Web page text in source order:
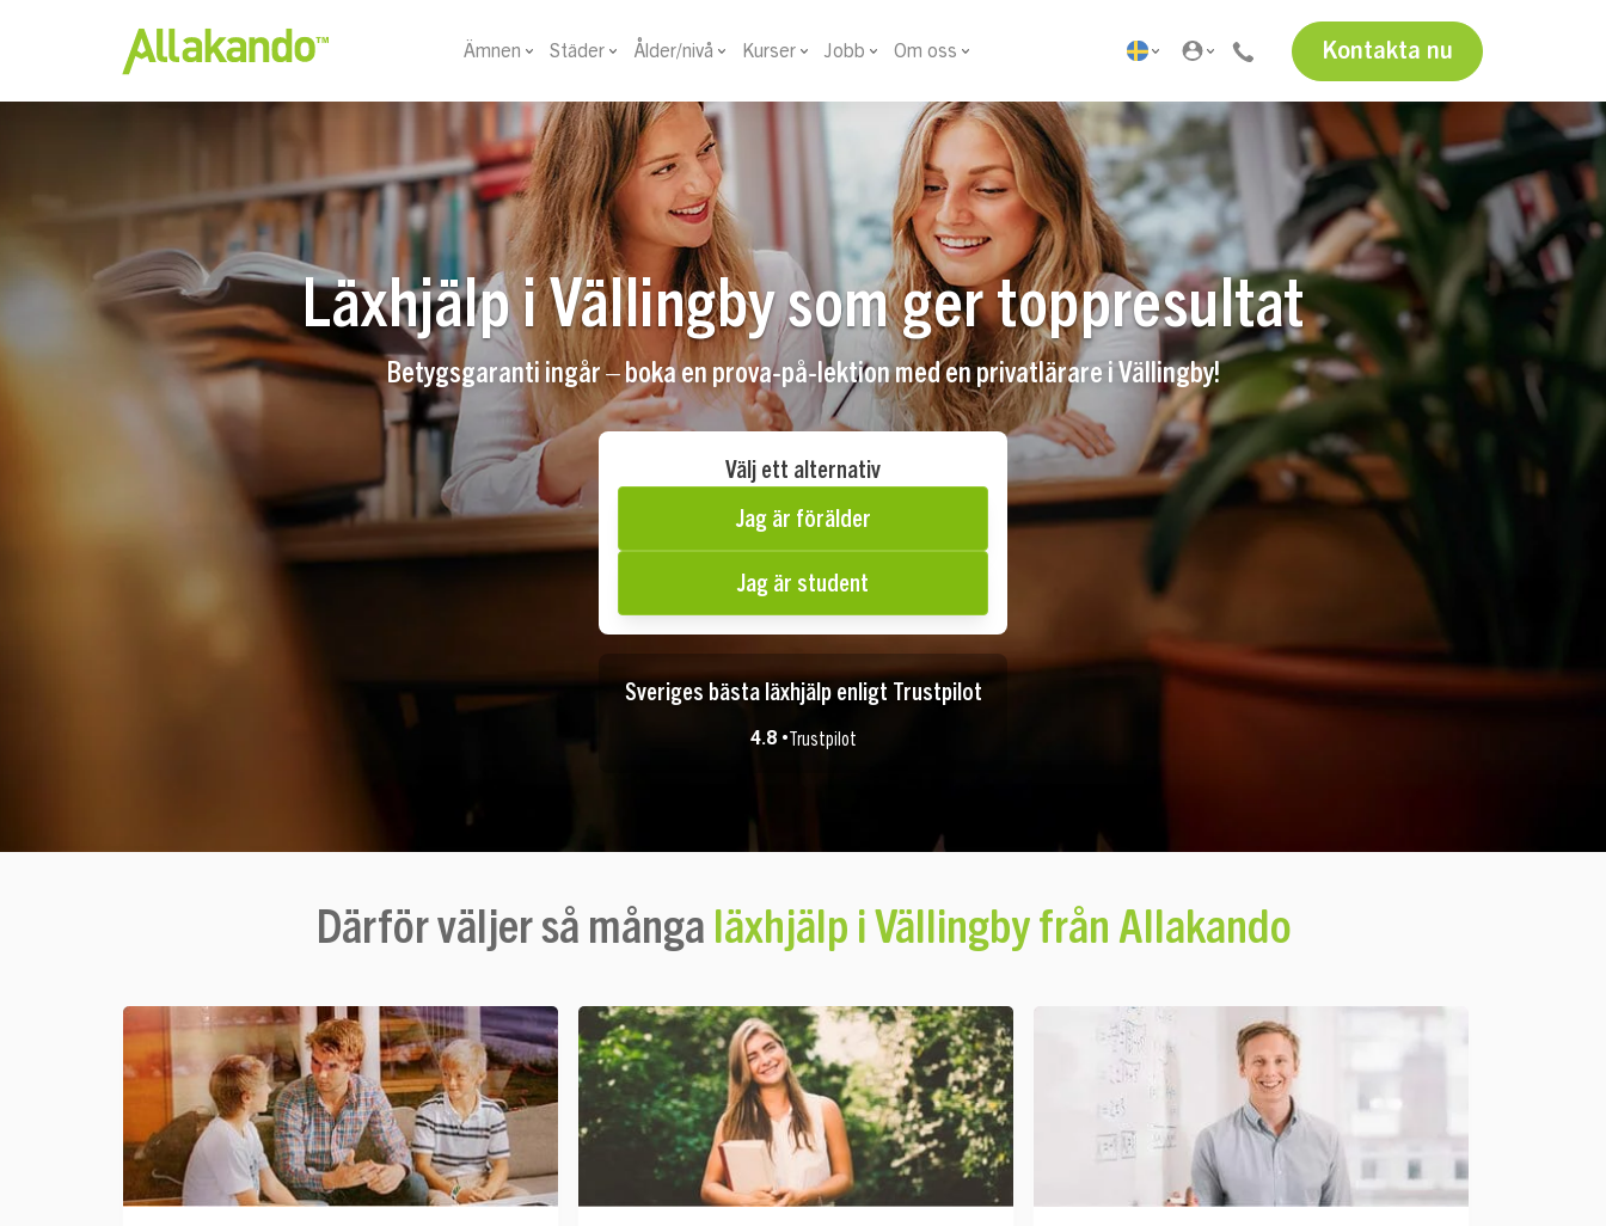
Ämnen Städer Ålder/nivå Kurser Jobb Om oss Kontakta nu
Läxhjälp i Vällingby som ger toppresultat
Betygsgaranti ingår – boka en prova-på-lektion med en privatlärare i Vällingby!
Välj ett alternativ
Jag är förälder
Jag är student
Sveriges bästa läxhjälp enligt Trustpilot
4.8 •Trustpilot
Därför väljer så många läxhjälp i Vällingby från Allakando